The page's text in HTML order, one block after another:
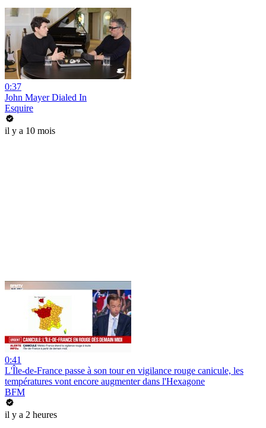
0:37
John Mayer Dialed In
Esquire
il y a 10 mois
0:41
L'Île-de-France passe à son tour en vigilance rouge canicule, les
températures vont encore augmenter dans l'Hexagone
BFM
il y a 2 heures